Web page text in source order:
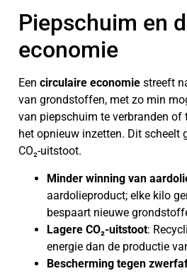
Piepschuim en
economie
Een circulaire economie streeft
van grondstoffen, met zo min
van piepschuim te verbranden of
het opnieuw inzetten. Dit scheelt
CO₂-uitstoot.
Minder winning van
aardolieproduct; elke kilo
bespaart nieuwe
Lagere CO₂-uitstoot:
energie dan de productie
Bescherming tegen